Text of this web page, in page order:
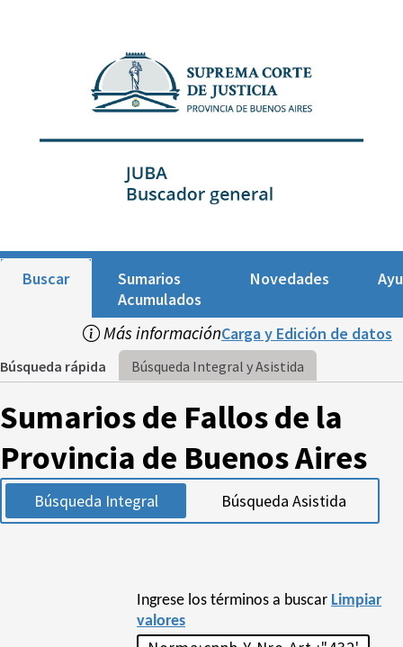
Buscar
Sumarios
Acumulados
Novedades
Más informaciónCarga y Edición de datos
Búsqueda rápida Búsqueda Integral y Asistida
Sumarios de Fallos de la
Provincia de Buenos Aires
Búsqueda Integral Búsqueda Asistida
Ingrese los términos a buscar Limpiar
valores